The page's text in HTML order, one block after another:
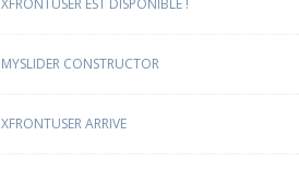
XFRONTUSER EST DISPONIBLE !
MYSLIDER CONSTRUCTOR
XFRONTUSER ARRIVE